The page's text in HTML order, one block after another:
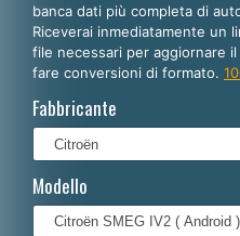
English
Español
Deutsch
Polski
banca dati più completa di
Riceverai inmediatamente un
file necessari per aggiornare
fare conversioni di formato.
Fabbricante
Modello